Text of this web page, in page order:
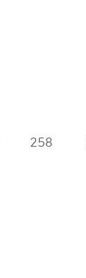
258